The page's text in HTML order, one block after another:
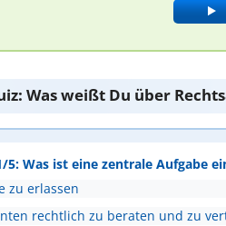
Was weißt Du über
5: Was ist eine zentrale Aufgabe
zu erlassen
rechtlich zu beraten und zu